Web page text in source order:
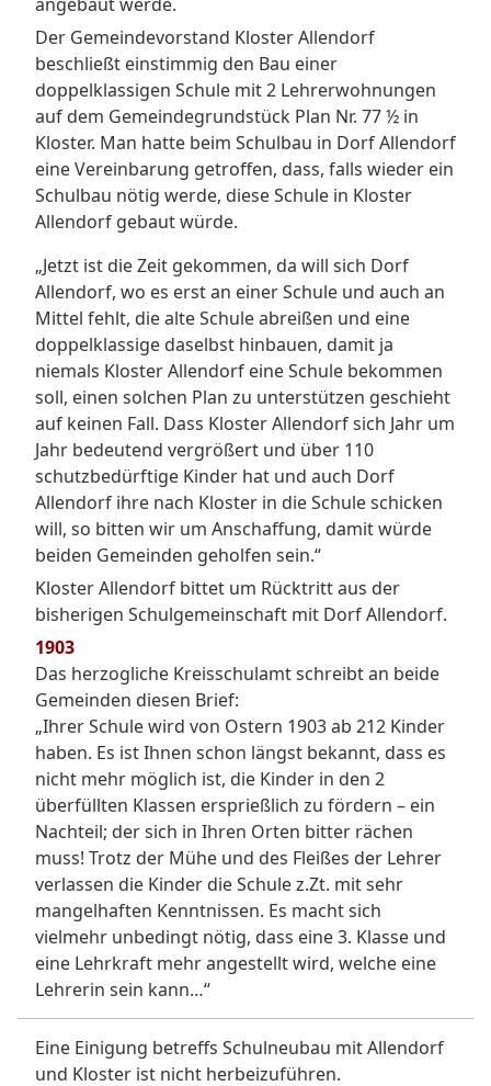
Der Gemeindevorstand Kloster Allendorf
beschließt einstimmig den Bau einer
doppelklassigen Schule mit 2 Lehrerwohnungen
auf dem Gemeindegrundstück Plan Nr. 77 ½ in
Kloster. Man hatte beim Schulbau in Dorf Allendorf
eine Vereinbarung getroffen, dass, falls wieder ein
Schulbau nötig werde, diese Schule in Kloster
Allendorf gebaut würde.
„Jetzt ist die Zeit gekommen, da will sich Dorf
Allendorf, wo es erst an einer Schule und auch an
Mittel fehlt, die alte Schule abreißen und eine
doppelklassige daselbst hinbauen, damit ja
niemals Kloster Allendorf eine Schule bekommen
soll, einen solchen Plan zu unterstützen geschieht
auf keinen Fall. Dass Kloster Allendorf sich Jahr um
Jahr bedeutend vergrößert und über 110
schutzbedürftige Kinder hat und auch Dorf
Allendorf ihre nach Kloster in die Schule schicken
will, so bitten wir um Anschaffung, damit würde
beiden Gemeinden geholfen sein.“
Kloster Allendorf bittet um Rücktritt aus der
bisherigen Schulgemeinschaft mit Dorf Allendorf.
1903
Das herzogliche Kreisschulamt schreibt an beide
Gemeinden diesen Brief:
„Ihrer Schule wird von Ostern 1903 ab 212 Kinder
haben. Es ist Ihnen schon längst bekannt, dass es
nicht mehr möglich ist, die Kinder in den 2
überfüllten Klassen ersprießlich zu fördern – ein
Nachteil; der sich in Ihren Orten bitter rächen
muss! Trotz der Mühe und des Fleißes der Lehrer
verlassen die Kinder die Schule z.Zt. mit sehr
mangelhaften Kenntnissen. Es macht sich
vielmehr unbedingt nötig, dass eine 3. Klasse und
eine Lehrkraft mehr angestellt wird, welche eine
Lehrerin sein kann…“
Eine Einigung betreffs Schulneubau mit Allendorf
und Kloster ist nicht herbeizuführen.